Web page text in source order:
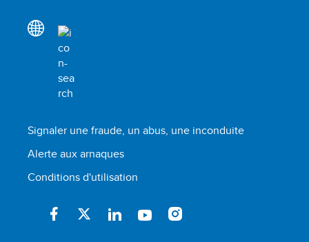
Signaler une fraude, un abus, une inconduite
Alerte aux arnaques
Conditions d'utilisation